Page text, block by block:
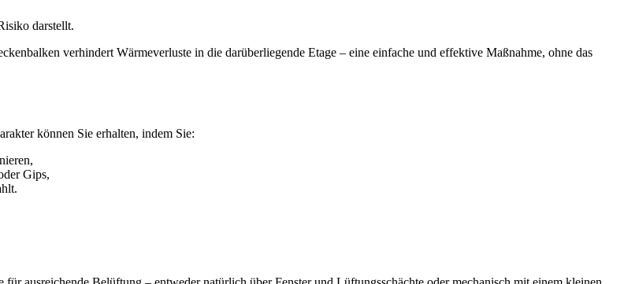
darstellt.
verhindert Wärmeverluste in die darüberliegende Etage – eine einfache und effektive Maßnahme, ohne das
können Sie erhalten, indem Sie:
Gips,